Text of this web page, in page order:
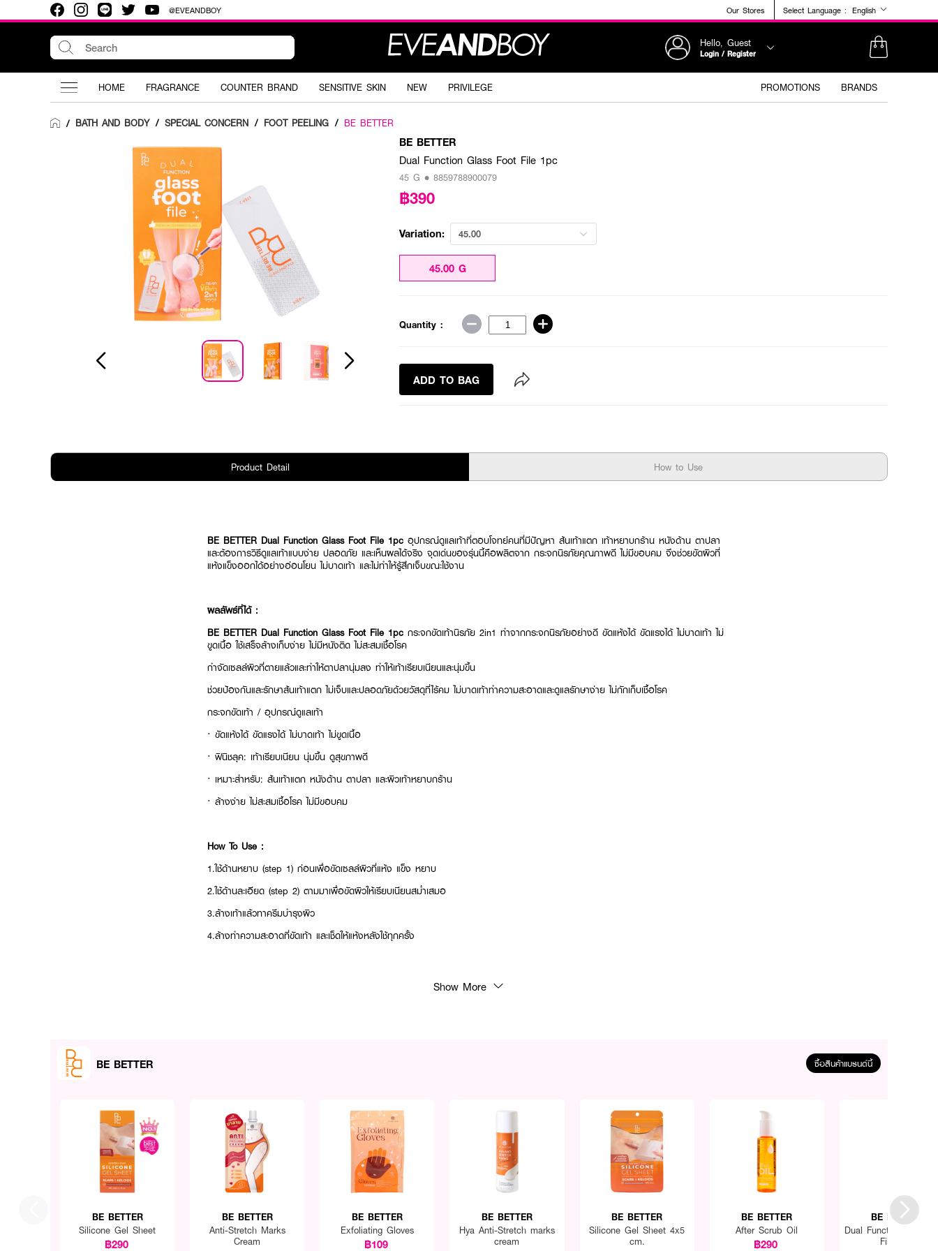
@EVEANDBOY Our Stores Select Language : English
Hello, Guest
Login / Register
HOME FRAGRANCE COUNTER BRAND SENSITIVE SKIN NEW PRIVILEGE PROMOTIONS BRANDS
/ BATH AND BODY / SPECIAL CONCERN / FOOT PEELING / BE BETTER
BE BETTER
Dual Function Glass Foot File 1pc
45 G • 8859788900079
฿390
Variation: 45.00
45.00 G
Quantity :
ADD TO BAG
Product Detail How to Use
BE BETTER Dual Function Glass Foot File 1pc อุปกรณ์ดูแลเท้าที่ตอบโจทย์คนที่มีปัญหา ส้นเท้าแตก เท้าหยาบกร้าน หนังด้าน ตาปลา
และต้องการวิธีดูแลเท้าแบบง่าย ปลอดภัย และเห็นผลได้จริง จุดเด่นของรุ่นนี้คือผลิตจาก กระจกนิรภัยคุณภาพดี ไม่มีขอบคม จึงช่วยขัดผิวที่
แห้งแข็งออกได้อย่างอ่อนโยน ไม่บาดเท้า และไม่ทำให้รู้สึกเจ็บขณะใช้งาน
ผลลัพธ์ที่ได้ :
BE BETTER Dual Function Glass Foot File 1pc กระจกขัดเท้านิรภัย 2in1 ทำจากกระจกนิรภัยอย่างดี ขัดแห้งได้ ขัดแรงได้ ไม่บาดเท้า ไม่
ขูดเนื้อ ใช้เสร็จล้างเก็บง่าย ไม่มีหนังติด ไม่สะสมเชื้อโรค
กำจัดเซลล์ผิวที่ตายแล้วและทำให้ตาปลานุ่มลง ทำให้เท้าเรียบเนียนและนุ่มขึ้น
ช่วยป้องกันและรักษาส้นเท้าแตก ไม่เจ็บและปลอดภัยด้วยวัสดุที่ไร้คม ไม่บาดเท้าทำความสะอาดและดูแลรักษาง่าย ไม่กักเก็บเชื้อโรค
กระจกขัดเท้า / อุปกรณ์ดูแลเท้า
· ขัดแห้งได้ ขัดแรงได้ ไม่บาดเท้า ไม่ขูดเนื้อ
· ฟินิชลุค: เท้าเรียบเนียน นุ่มขึ้น ดูสุขภาพดี
· เหมาะสำหรับ: ส้นเท้าแตก หนังด้าน ตาปลา และผิวเท้าหยาบกร้าน
· ล้างง่าย ไม่สะสมเชื้อโรค ไม่มีขอบคม
How To Use :
1.ใช้ด้านหยาบ (step 1) ก่อนเพื่อขัดเซลล์ผิวที่แห้ง แข็ง หยาบ
2.ใช้ด้านละเอียด (step 2) ตามมาเพื่อขัดผิวให้เรียบเนียนสม่ำเสมอ
3.ล้างเท้าแล้วทาครีมบำรุงผิว
4.ล้างทำความสะอาดที่ขัดเท้า และเช็ดให้แห้งหลังใช้ทุกครั้ง
Show More
BE BETTER ซื้อสินค้าแบรนด์นี้
BE BETTER
Silicone Gel Sheet
฿290
BE BETTER
Anti-Stretch Marks
Cream
BE BETTER
Exfoliating Gloves
฿109
BE BETTER
Hya Anti-Stretch marks
cream
BE BETTER
Silicone Gel Sheet 4x5
cm.
BE BETTER
After Scrub Oil
฿290
BE BETTER
Dual Function Glass
File 1pc